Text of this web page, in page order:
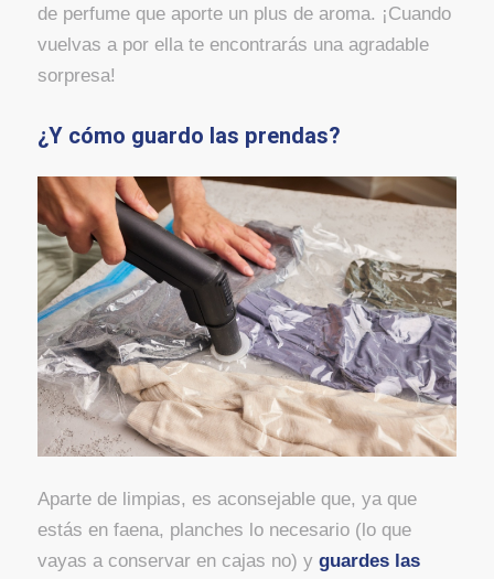
de perfume que aporte un plus de aroma. ¡Cuando
vuelvas a por ella te encontrarás una agradable
sorpresa!
¿Y cómo guardo las prendas?
Aparte de limpias, es aconsejable que, ya que
estás en faena, planches lo necesario (lo que
vayas a conservar en cajas no) y guardes las